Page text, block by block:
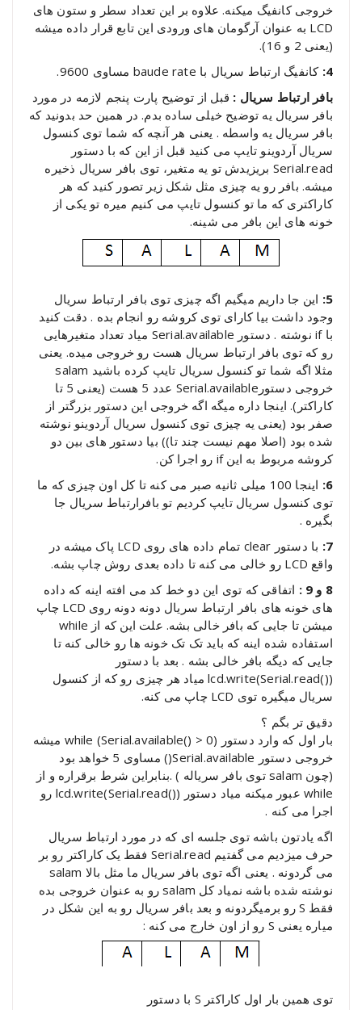
خروجی کانفیگ میکنه. علاوه بر این تعداد سطر و ستون های
LCD به عنوان آرگومان های ورودی این تابع قرار داده میشه
(یعنی 2 و 16).
4: کانفیگ ارتباط سریال با baude rate مساوی 9600.
بافر ارتباط سریال : قبل از توضیح پارت پنجم لازمه در مورد
بافر سریال یه توضیح خیلی ساده بدم. در همین حد بدونید که
بافر سریال یه واسطه . یعنی هر آنچه که شما توی کنسول
سریال آردوینو تایپ می کنید قبل از این که با دستور
Serial.read بریزیدش تو یه متغیر، توی بافر سریال ذخیره
میشه. بافر رو یه چیزی مثل شکل زیر تصور کنید که هر
کاراکتری که ما تو کنسول تایپ می کنیم میره تو یکی از
خونه های این بافر می شینه.
5: این جا داریم میگیم اگه چیزی توی بافر ارتباط سریال
وجود داشت بیا کارای توی کروشه رو انجام بده . دقت کنید
با if نوشته . دستور Serial.available میاد تعداد متغیرهایی
رو که توی بافر ارتباط سریال هست رو خروجی میده. یعنی
مثلا اگه شما تو کنسول سریال تایپ کرده باشید salam
خروجی دستورSerial.available عدد 5 هست (یعنی 5 تا
کاراکتر). اینجا داره میگه اگه خروجی این دستور بزرگتر از
صفر بود (یعنی یه چیزی توی کنسول سریال آردوینو نوشته
شده بود (اصلا مهم نیست چند تا)) بیا دستور های بین دو
کروشه مربوط به این if رو اجرا کن.
6:
اینجا 100 میلی ثانیه صبر می کنه تا کل اون چیزی که ما
توی کنسول سریال تایپ کردیم تو بافرارتباط سریال جا
بگیره .
7:
با دستور clear تمام داده های روی LCD پاک میشه در
واقع LCD رو خالی می کنه تا داده بعدی روش چاپ بشه.
8 و 9 :
اتفاقی که توی این دو خط کد می افته اینه که داده
های خونه های بافر ارتباط سریال دونه دونه روی LCD چاپ
میشن تا جایی که بافر خالی بشه. علت این که از while
استفاده شده اینه که باید تک تک خونه ها رو خالی کنه تا
جایی که دیگه بافر خالی بشه . بعد با دستور
(()lcd.write(Serial.read میاد هر چیزی رو که از کنسول
سریال میگیره توی LCD چاپ می کنه.
دقیق تر بگم ؟
بار اول که وارد دستور (while (Serial.available() > 0 میشه
خروجی دستور Serial.available() مساوی 5 خواهد بود
(چون salam توی بافر سریاله ) .بنابراین شرط برقراره و از
while عبور میکنه میاد دستور (()lcd.write(Serial.read رو
اجرا می کنه .
اگه یادتون باشه توی جلسه ای که در مورد ارتباط سریال
حرف میزدیم می گفتیم Serial.read فقط یک کاراکتر رو بر
می گردونه . یعنی اگه توی بافر سریال ما مثل بالا salam
نوشته شده باشه نمیاد کل salam رو به عنوان خروجی بده
فقط S رو برمیگردونه و بعد بافر سریال رو به این شکل در
میاره یعنی S رو از اون خارج می کنه :
توی همین بار اول کاراکتر S با دستور